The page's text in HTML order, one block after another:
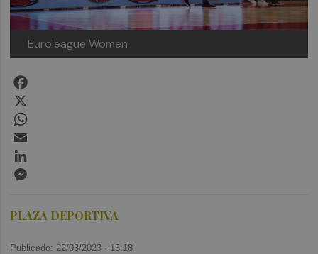
Euroleague Women
PLAZA DEPORTIVA
Publicado: 22/03/2023 · 15:18